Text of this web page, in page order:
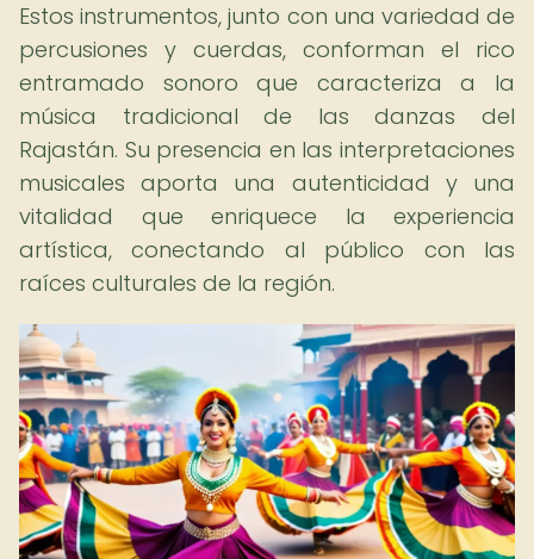
Estos instrumentos, junto con una variedad de
percusiones y cuerdas, conforman el rico
entramado sonoro que caracteriza a la
música tradicional de las danzas del
Rajastán. Su presencia en las interpretaciones
musicales aporta una autenticidad y una
vitalidad que enriquece la experiencia
artística, conectando al público con las
raíces culturales de la región.